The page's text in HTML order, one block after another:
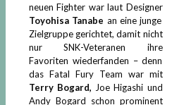
neuen Fighter war laut Designer
Toyohisa Tanabe an eine junge
Zielgruppe gerichtet, damit nicht
nur SNK-Veteranen ihre
Favoriten wiederfanden – denn
das Fatal Fury Team war mit
Terry Bogard, Joe Higashi und
Andy Bogard schon prominent